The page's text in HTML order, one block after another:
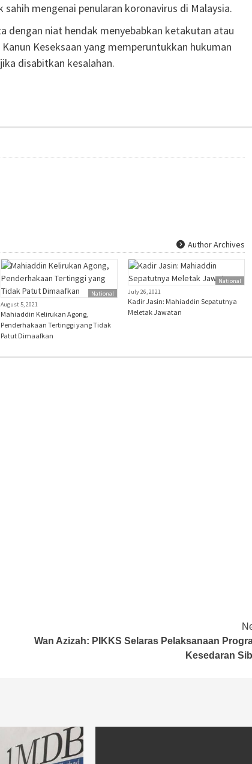
mengenai penularan koronavirus di Malaysia.
dengan niat hendak menyebabkan ketakutan atau
Keseksaan yang memperuntukkan hukuman
disabitkan kesalahan.
Author Archives
National
August 5, 2021
Mahiaddin Kelirukan Agong,
Penderhakaan Tertinggi yang Tidak
Patut Dimaafkan
National
July 26, 2021
Kadir Jasin: Mahiaddin Sepatutnya
Meletak Jawatan
Wan Azizah: PIKKS Selaras Pelaksanaan
Kesedaran